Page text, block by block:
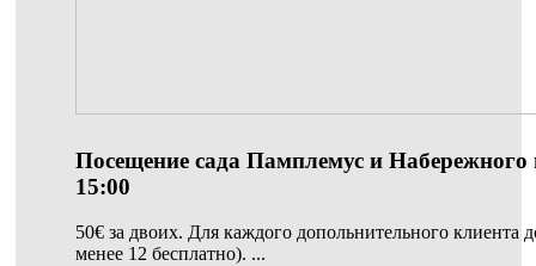
Посещение сада Памплемус и Набережного
15:00
50€ за двоих. Для каждого допольнительного клиента
менее 12 беcплатно). ...